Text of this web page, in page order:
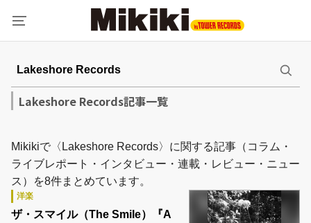
Lakeshore Records記事一覧
Mikikiで〈Lakeshore Records〉に関する記事（コラム・
ライブレポート・インタビュー・連載・レビュー・ニュー
ス）を8件まとめています。
洋楽
ザ・スマイル（The Smile）『A